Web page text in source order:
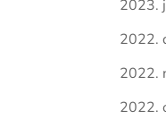
2023.
2022.
2022.
2022.